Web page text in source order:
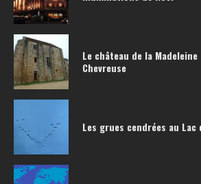
Le château de la
Chevreuse
Les grues cendrées au Lac